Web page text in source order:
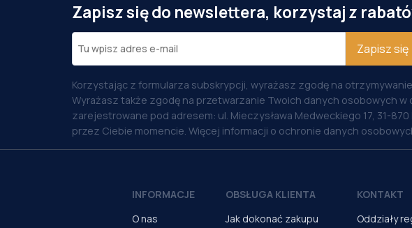
Zapisz się do newslettera, korzystaj z
Zapisz się
Korzystając z formularza subskrypcji, wyrażasz zgodę na
Wyrażasz także zgodę na przetwarzanie Twoich danych osobowych
zarejestrowane pod adresem: ul. Mieczysława Medweckiego 17, 31-
przez Ciebie momencie. Więcej informacji o ochronie danych
INFORMACJE
O nas
OBSŁUGA KLIENTA
Jak dokonać zakupu
KONTAKT
Oddziały